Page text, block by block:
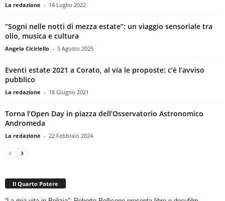
La redazione - 14 Luglio 2022
“Sogni nelle notti di mezza estate”: un viaggio sensoriale tra
olio, musica e cultura
Angela Ciciriello - 5 Agosto 2025
Eventi estate 2021 a Corato, al via le proposte: c’è l’avviso
pubblico
La redazione - 18 Giugno 2021
Torna l’Open Day in piazza dell’Osservatorio Astronomico
Andromeda
La redazione - 22 Febbraio 2024
Il Quarto Potere